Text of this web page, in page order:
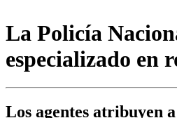
La Policía
especializado en
Los agentes atribuyen